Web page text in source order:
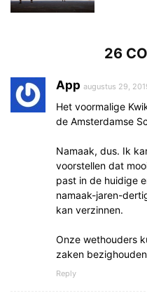
26
App augustus 29,
Het voormalige
de Amsterdamse
Namaak, dus. Ik
voorstellen dat
past in de huidige
namaak-jaren-
kan verzinnen.
Onze wethouders
zaken
Reply